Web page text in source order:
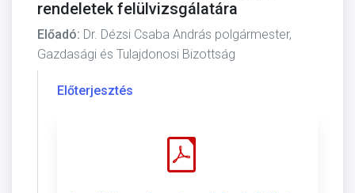
rendeletek felülvizsgálatára
Előadó: Dr. Dézsi Csaba András polgármester,
Gazdasági és Tulajdonosi Bizottság
Előterjesztés